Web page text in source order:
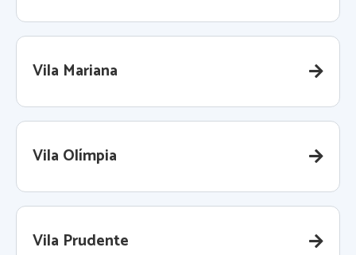
Vila Mariana
Vila Olímpia
Vila Prudente